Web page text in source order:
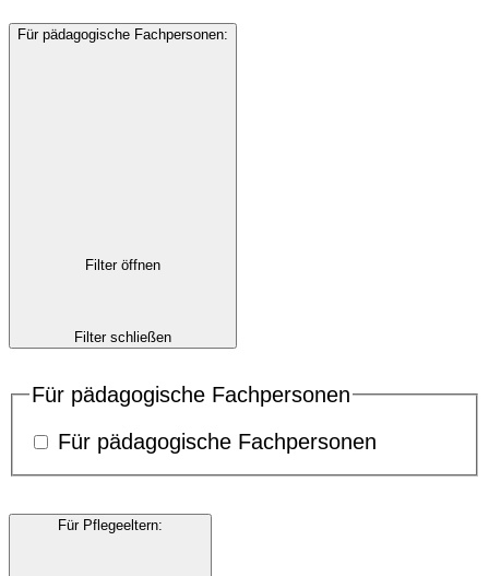
Für pädagogische Fachpersonen:
Filter öffnen
Filter schließen
Für pädagogische Fachpersonen
Für pädagogische Fachpersonen
Für Pflegeeltern: